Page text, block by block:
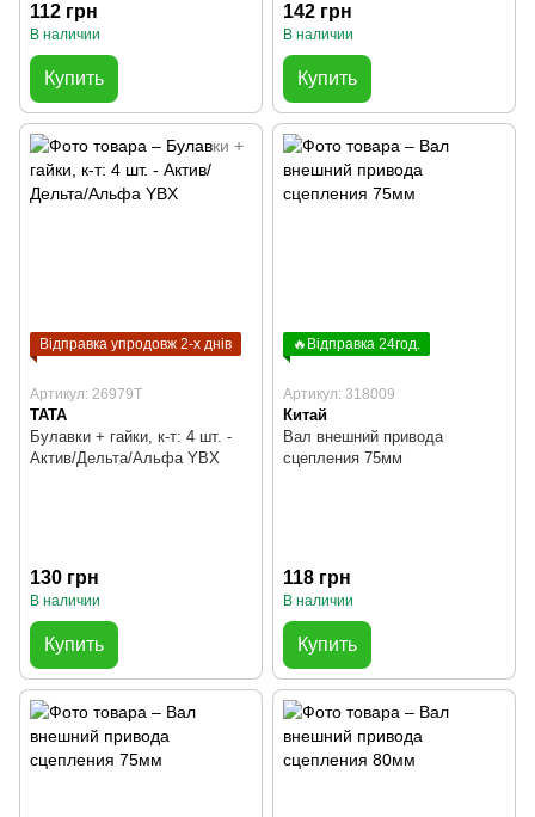
112 грн
В наличии
Купить
142 грн
В наличии
Купить
Відправка упродовж 2-х днів
Артикул: 26979T
TATA
Булавки + гайки, к-т: 4 шт. -
Актив/Дельта/Альфа YBX
130 грн
В наличии
Купить
🔥Відправка 24год.
Артикул: 318009
Китай
Вал внешний привода
сцепления 75мм
118 грн
В наличии
Купить